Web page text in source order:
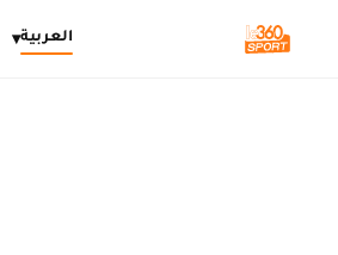
العربية▾